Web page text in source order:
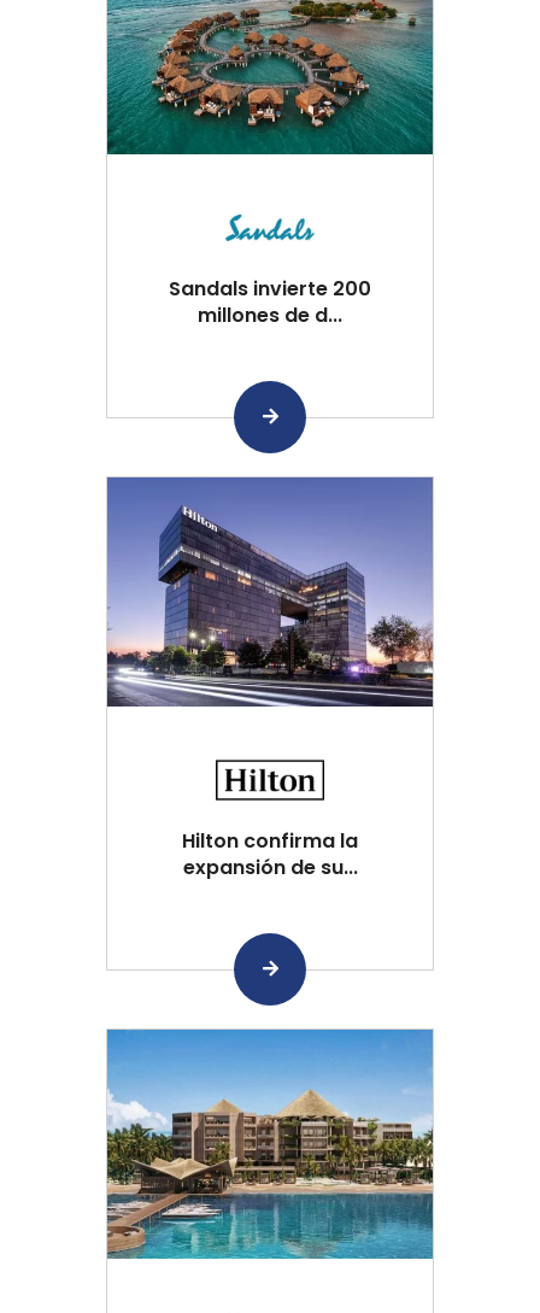
Sandals invierte 200
millones de d...
Hilton confirma la
expansión de su...